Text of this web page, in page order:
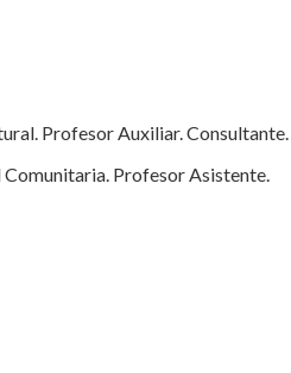
Profesor Auxiliar. Consultante.
Profesor Asistente.